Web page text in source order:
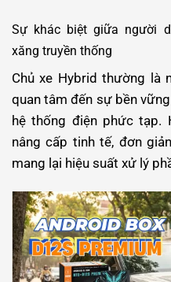
Sự khác biệt giữa người
xăng truyền thống
Chủ xe Hybrid thường là
quan tâm đến sự bền
hệ thống điện phức tạp.
nâng cấp tinh tế, đơn
mang lại hiệu suất xử lý